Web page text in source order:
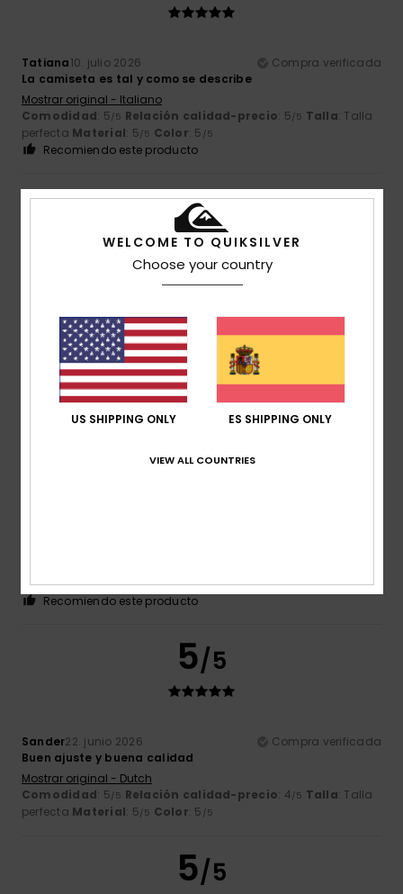
Tatiana10. julio 2026
Compra verificada
La camiseta es tal y como se describe
Mostrar original - Italiano
Comodidad: 5/5 Relación calidad-precio: 5/5 Talla: Talla
perfecta Material: 5/5 Color: 5 /5
Recomiendo este producto
1/5
ajustado. La talla para 14 años le queda pequeña a un niño
delgado de 12 años.
Mostrar original - Deutsch
Comodidad: 2/5 Relación calidad-precio
Demasiado pequeñoMaterial
5/5
perfectaMaterial: 5/5 Color: 5/5
Recomiendo este producto
5/5
Sander22. junio 2026
Compra verificada
Buen ajuste y buena calidad
Mostrar original - Dutch
Comodidad: 5/5 Relación calidad-precio: 4/5 Talla: Talla
perfecta Material: 5/5 Color: 5 /5
5/5
WELCOME TO QUIKSILVER
Choose your country
US SHIPPING ONLY ES SHIPPING ONLY
VIEW ALL COUNTRIES